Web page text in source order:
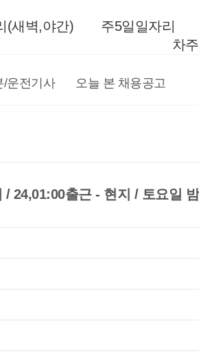
주5일일자리
(새벽,야간)
차
/운전기사 오늘 본 채용공고
24,01:00출근 - 현지 / 토요일 밤